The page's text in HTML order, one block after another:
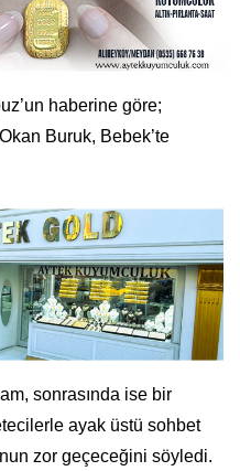
haberine göre;
Buruk, Bebek’te
sonrasında ise bir
ayak üstü sohbet
zor geçeceğini söyledi.